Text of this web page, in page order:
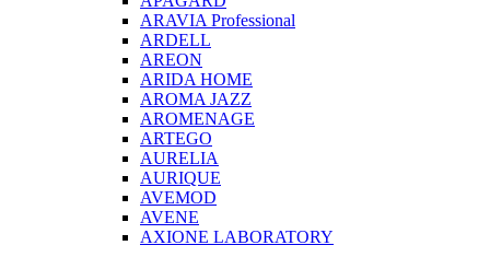
ARAVIA Professional
ARDELL
AREON
ARIDA HOME
AROMA JAZZ
AROMENAGE
ARTEGO
AURELIA
AURIQUE
AVEMOD
AVENE
AXIONE LABORATORY